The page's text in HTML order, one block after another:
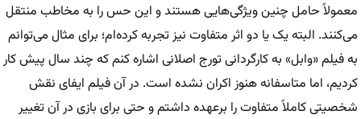
معمولاً حامل چنین ویژگی‌هایی هستند و این حس را به مخاطب منتقل
می‌کنند. البته یک یا دو اثر متفاوت نیز تجربه کرده‌ام؛ برای مثال می‌توانم
به فیلم «وابل» به کارگردانی تورج اصلانی اشاره کنم که چند سال پیش کار
کردیم، اما متاسفانه هنوز اکران نشده است. در آن فیلم ایفای نقش
شخصیتی کاملاً متفاوت را برعهده داشتم و حتی برای بازی در آن تغییر